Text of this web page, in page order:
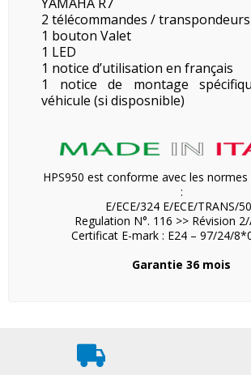
2 télécommandes / transpondeurs
1 bouton Valet
1 LED
1 notice d’utilisation en français
1 notice de montage
véhicule (si disposnible)
HPS950 est conforme avec les
:
E/ECE/324 E/ECE/TRANS/
Regulation N°. 116 >> Révision
Certificat E-mark : E24 – 97/24/
Garantie 36 mois